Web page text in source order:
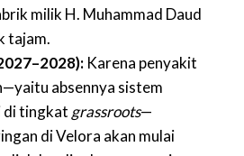
milik H. Muhammad Daud
tajam.
Karena penyakit
absennya sistem
di tingkat grassroots—
di Velora akan mulai